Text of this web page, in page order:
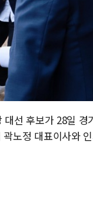
선 후보가 28일 경
노정 대표이사와